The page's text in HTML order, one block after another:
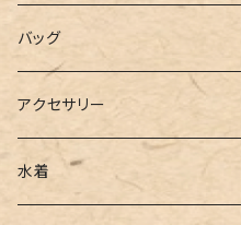
ポロシャツ
ベスト
チュニック
スラックス
ワイドパンツ
カーゴパンツ
キャミワンピース
サロペット
オールインワン
ブーツ
パンプス
サンダル
バッグ
トートバッグ
ショルダー
アクセサリー
その他
水着